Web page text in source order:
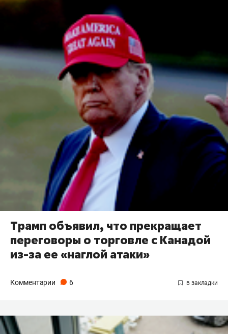
Трамп объявил, что прекращает
переговоры о торговле с Канадой
из-за ее «наглой атаки»
Комментарии 6